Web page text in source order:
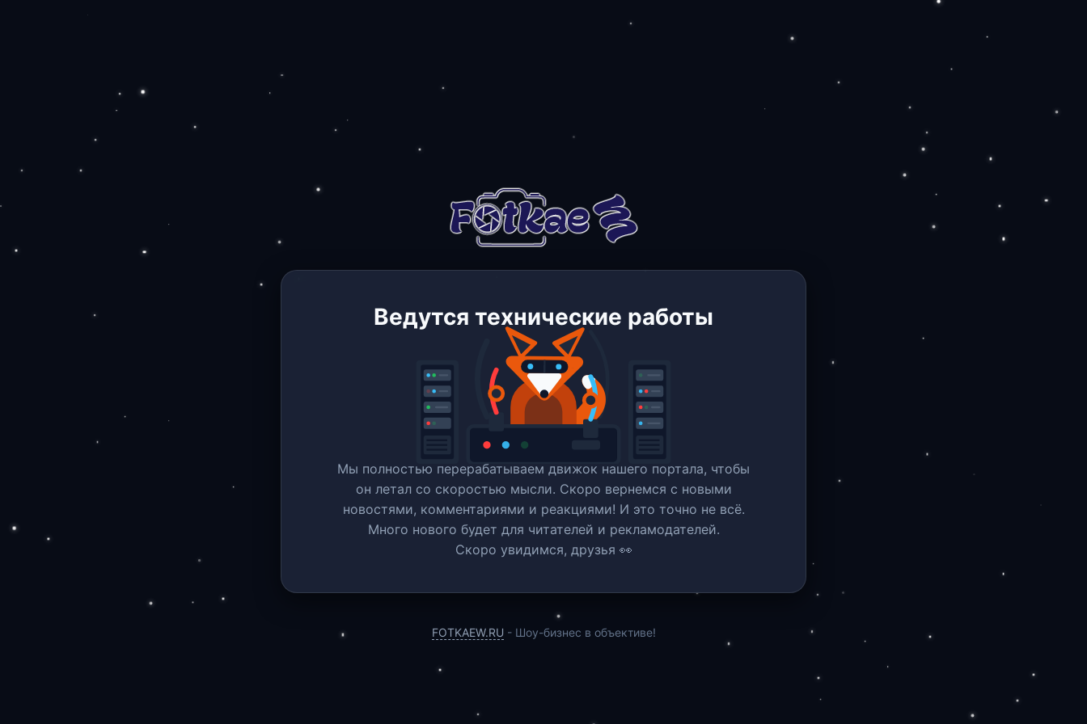
Ведутся технические работы
Мы полностью перерабатываем движок нашего портала, чтобы
он летал со скоростью мысли. Скоро вернемся c новыми
новостями, комментариями и реакциями! И это точно не всё.
Много нового будет для читателей и рекламодателей.
Скоро увидимся, друзья 👀
FOTKAEW.RU - Шоу-бизнес в объективе!